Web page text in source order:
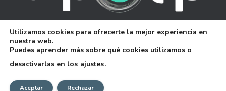
Pseudocientíficas
Hestia | Desarrollado por
Utilizamos cookies para ofrecerte la mejor experiencia en
nuestra web.
Puedes aprender más sobre qué cookies utilizamos o
desactivarlas en los ajustes.
Aceptar Rechazar